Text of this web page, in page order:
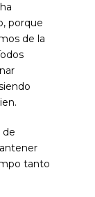
porque
de la
de
tanto